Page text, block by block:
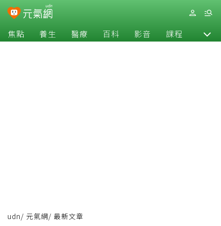
焦點 養生 醫療 百科 影音 課程 退休
udn/ 元氣網/ 最新文章